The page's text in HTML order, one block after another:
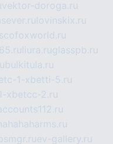
vektor-doroga.ru
lovinskix.ru
liura.ruglasspb.ru
bulkitula.ru
1-xbetti-5.ru
xbetcc-2.ru
hahahaharms.ru
ev-gallery.ru